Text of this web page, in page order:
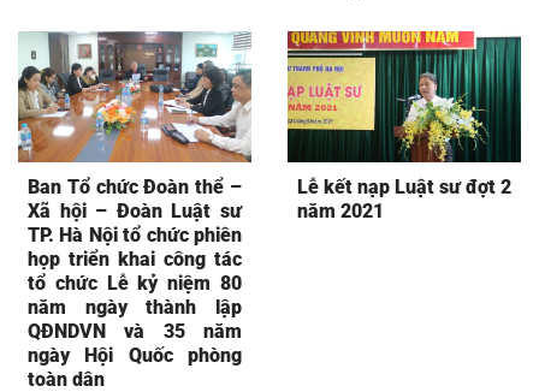
Ban Tổ chức Đoàn thể –
Xã hội – Đoàn Luật sư
TP. Hà Nội tổ chức phiên
họp triển khai công tác
tổ chức Lễ kỷ niệm 80
năm ngày thành lập
QĐNDVN và 35 năm
ngày Hội Quốc phòng
toàn dân
Lễ kết nạp Luật sư đợt 2
năm 2021